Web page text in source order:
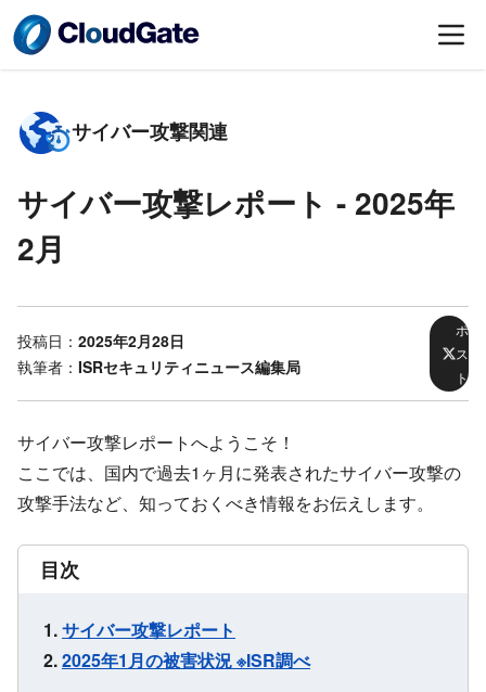
サイバー攻撃関連
サイバー攻撃レポート - 2025年
2月
投稿日： 2025年2月28日
執筆者： ISRセキュリティニュース編集局
ポ
ス
ト
サイバー攻撃レポートへようこそ！
ここでは、国内で過去1ヶ月に発表されたサイバー攻撃の
攻撃手法など、知っておくべき情報をお伝えします。
目次
サイバー攻撃レポート
2025年1月の被害状況 ※ISR調べ